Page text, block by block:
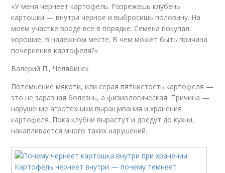
«У меня чернеет картофель. Разрежешь клубень
картошки — внутри черное и выбросишь половину. На
моем участке вроде все в порядке. Семена покупал
хорошие, в надежном месте. В чем может быть причина
почернения картофеля?»
Валерий П., Челябинск
Потемнение мякоти, или серая пятнистость картофеля —
это не заразная болезнь, а физиологическая. Причина —
нарушение агротехники выращивания и хранения
картофеля. Пока клубни вырастут и доедут до кухни,
накапливается много таких нарушений.